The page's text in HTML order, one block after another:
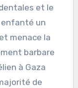
et le
un
menace la
barbare
à Gaza
de